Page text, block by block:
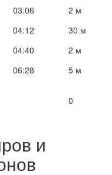
03:06
2 м
04:12
30 м
04:40
2 м
06:28
5 м
0
и